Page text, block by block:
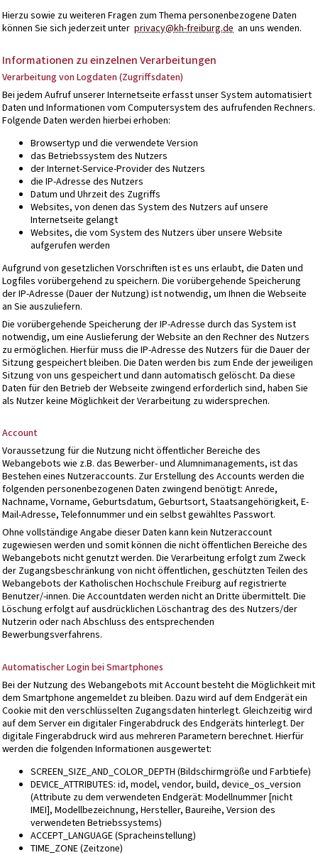
Hierzu sowie zu weiteren Fragen zum Thema personenbezogene Daten
können Sie sich jederzeit unter privacy@kh-freiburg.de an uns wenden.
Informationen zu einzelnen Verarbeitungen
Verarbeitung von Logdaten (Zugriffsdaten)
Bei jedem Aufruf unserer Internetseite erfasst unser System automatisiert
Daten und Informationen vom Computersystem des aufrufenden Rechners.
Folgende Daten werden hierbei erhoben:
Browsertyp und die verwendete Version
das Betriebssystem des Nutzers
der Internet-Service-Provider des Nutzers
die IP-Adresse des Nutzers
Datum und Uhrzeit des Zugriffs
Websites, von denen das System des Nutzers auf unsere
Internetseite gelangt
Websites, die vom System des Nutzers über unsere Website
aufgerufen werden
Aufgrund von gesetzlichen Vorschriften ist es uns erlaubt, die Daten und
Logfiles vorübergehend zu speichern. Die vorübergehende Speicherung
der IP-Adresse (Dauer der Nutzung) ist notwendig, um Ihnen die Webseite
an Sie auszuliefern.
Die vorübergehende Speicherung der IP-Adresse durch das System ist
notwendig, um eine Auslieferung der Website an den Rechner des Nutzers
zu ermöglichen. Hierfür muss die IP-Adresse des Nutzers für die Dauer der
Sitzung gespeichert bleiben. Die Daten werden bis zum Ende der jeweiligen
Sitzung von uns gespeichert und dann automatisch gelöscht. Da diese
Daten für den Betrieb der Webseite zwingend erforderlich sind, haben Sie
als Nutzer keine Möglichkeit der Verarbeitung zu widersprechen.
Account
Voraussetzung für die Nutzung nicht öffentlicher Bereiche des
Webangebots wie z.B. das Bewerber- und Alumnimanagements, ist das
Bestehen eines Nutzeraccounts. Zur Erstellung des Accounts werden die
folgenden personenbezogenen Daten zwingend benötigt: Anrede,
Nachname, Vorname, Geburtsdatum, Geburtsort, Staatsangehörigkeit, E-
Mail-Adresse, Telefonnummer und ein selbst gewähltes Passwort.
Ohne vollständige Angabe dieser Daten kann kein Nutzeraccount
zugewiesen werden und somit können die nicht öffentlichen Bereiche des
Webangebots nicht genutzt werden. Die Verarbeitung erfolgt zum Zweck
der Zugangsbeschränkung von nicht öffentlichen, geschützten Teilen des
Webangebots der Katholischen Hochschule Freiburg auf registrierte
Benutzer/-innen. Die Accountdaten werden nicht an Dritte übermittelt. Die
Löschung erfolgt auf ausdrücklichen Löschantrag des des Nutzers/der
Nutzerin oder nach Abschluss des entsprechenden
Bewerbungsverfahrens.
Automatischer Login bei Smartphones
Bei der Nutzung des Webangebots mit Account besteht die Möglichkeit mit
dem Smartphone angemeldet zu bleiben. Dazu wird auf dem Endgerät ein
Cookie mit den verschlüsselten Zugangsdaten hinterlegt. Gleichzeitig wird
auf dem Server ein digitaler Fingerabdruck des Endgeräts hinterlegt. Der
digitale Fingerabdruck wird aus mehreren Parametern berechnet. Hierfür
werden die folgenden Informationen ausgewertet:
SCREEN_SIZE_AND_COLOR_DEPTH (Bildschirmgröße und Farbtiefe)
DEVICE_ATTRIBUTES: id, model, vendor, build, device_os_version
(Attribute zu dem verwendeten Endgerät: Modellnummer [nicht
IMEI], Modellbezeichnung, Hersteller, Baureihe, Version des
verwendeten Betriebssystems)
ACCEPT_LANGUAGE (Spracheinstellung)
TIME_ZONE (Zeitzone)